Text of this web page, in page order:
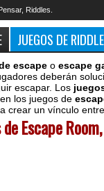
Riddles.
JUEGOS DE
escape o escape
deberán
escapar. Los
los juegos de
crear un vínculo
de Escape